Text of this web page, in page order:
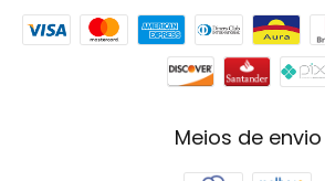
Meios de envio